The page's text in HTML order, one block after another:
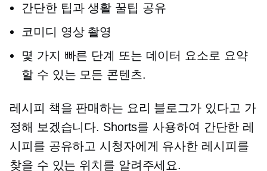
간단한 팁과 생활 꿀팁 공유
코미디 영상 촬영
몇 가지 빠른 단계 또는 데이터 요소로 요약
할 수 있는 모든 콘텐츠.
레시피 책을 판매하는 요리 블로그가 있다고 가
정해 보겠습니다. Shorts를 사용하여 간단한 레
시피를 공유하고 시청자에게 유사한 레시피를
찾을 수 있는 위치를 알려주세요.